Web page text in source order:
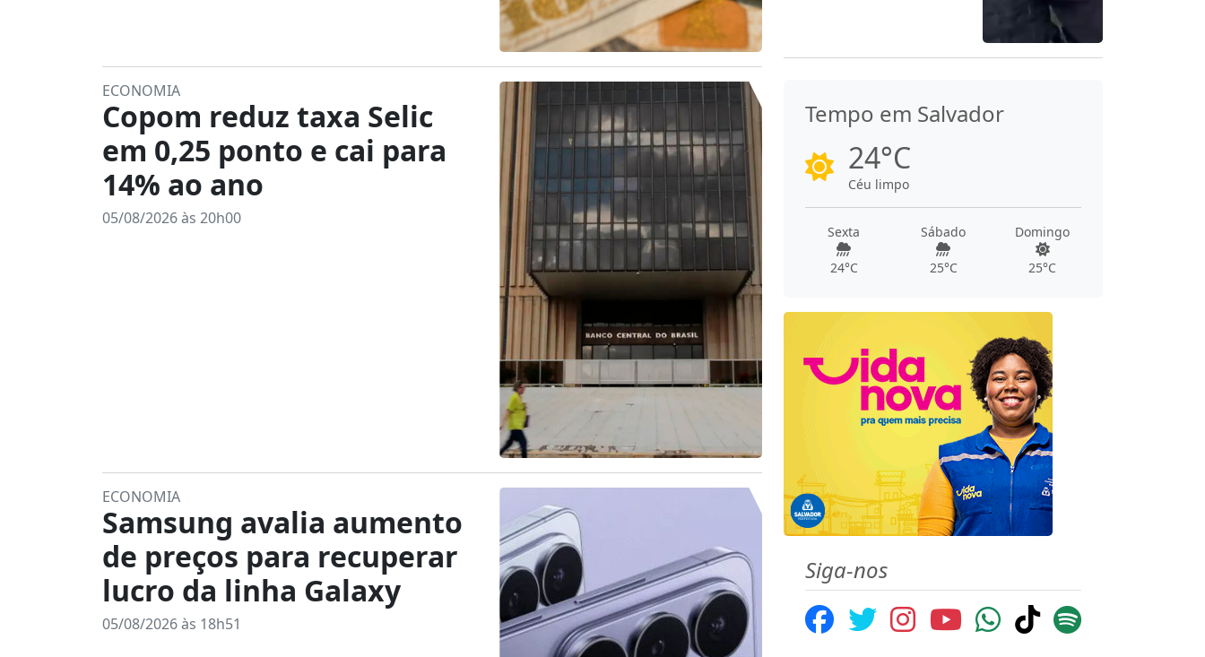
ECONOMIA
Copom reduz taxa Selic
em 0,25 ponto e cai para
14% ao ano
05/08/2026 às 20h00
ECONOMIA
Samsung avalia aumento
de preços para recuperar
lucro da linha Galaxy
05/08/2026 às 18h51
Tempo em Salvador
24°C
Céu limpo
Sexta
24°C
Sábado
25°C
Domingo
25°C
Siga-nos